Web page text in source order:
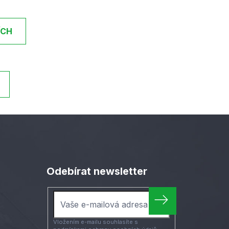
Odebírat newsletter
Vložením e-mailu souhlasíte s